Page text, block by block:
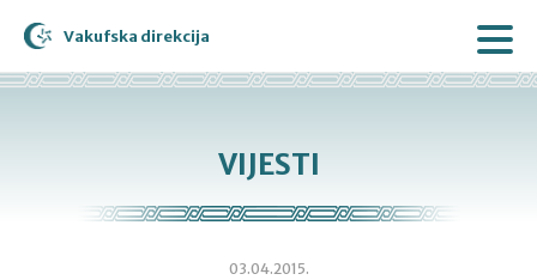
Vakufska direkcija
VIJESTI
03.04.2015.